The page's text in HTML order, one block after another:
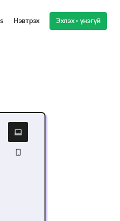
Нэвтрэх Эхлэх - үнэгүй